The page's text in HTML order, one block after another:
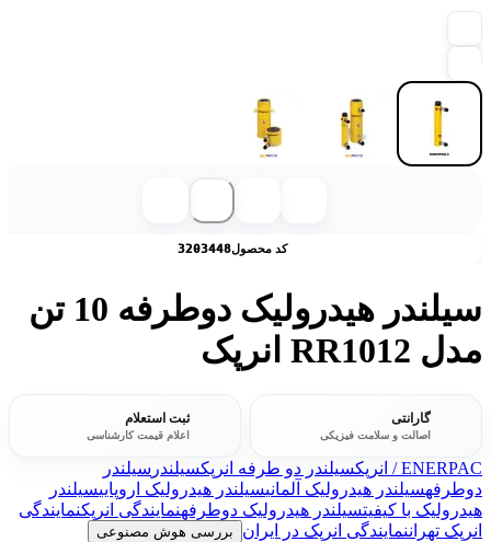
کد محصول3203448
سیلندر هیدرولیک دوطرفه 10 تن
مدل RR1012 انرپک
گارانتی
اصالت و سلامت فیزیکی
ثبت استعلام
اعلام قیمت کارشناسی
ENERPAC / انرپک سیلندر دو طرفه انرپکسیلندر سیلندر
دوطرفهسیلندر هیدرولیک آلمانیسیلندر هیدرولیک اروپاییسیلندر
هیدرولیک با کیفیتسیلندر هیدرولیک دوطرفهنمایندگی انرپکنمایندگی
انرپک تهراننمایندگی انرپک در ایران بررسی هوش مصنوعی